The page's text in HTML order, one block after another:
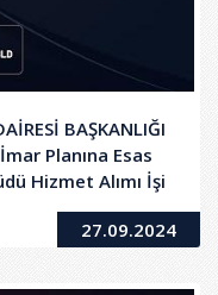
BAŞKANLIĞI
Planına Esas
Hizmet Alımı İşi
27.09.2024